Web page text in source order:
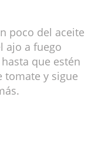
poco del aceite
ajo a fuego
que estén
tomate y sigue